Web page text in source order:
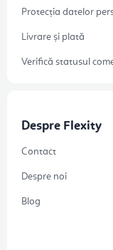
Protecția datelor
Livrare și plată
Verifică statusul
Despre Flexity
Contact
Despre noi
Blog